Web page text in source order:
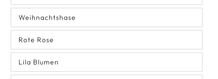
Weihnachtshase
Rote Rose
Lila Blumen